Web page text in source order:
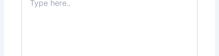
here..